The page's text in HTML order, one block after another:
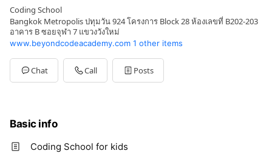
Coding School
Bangkok Metropolis ปทุมวัน 924 โครงการ Block 28 ห้องเลขที่ B202-203
อาคาร B ซอยจุฬา 7 แขวงวังใหม่
www.beyondcodeacademy.com 1 other items
Chat Call Posts
Basic info
Coding School for kids